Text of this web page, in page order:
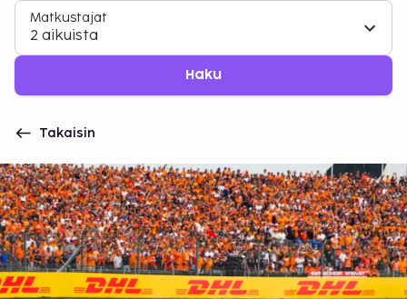
Matkustajat
2 aikuista
Haku
Takaisin